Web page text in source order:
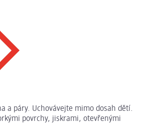
a páry. Uchovávejte mimo dosah dětí.
povrchy, jiskrami, otevřenými